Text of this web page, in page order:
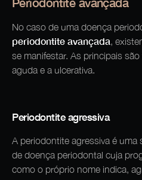
No caso de uma doença
periodontite avançada,
se manifestar. As principais
aguda e a ulcerativa.
Periodontite agressiva
A periodontite agressiva é uma
de doença periodontal cuja
como o próprio nome indica,